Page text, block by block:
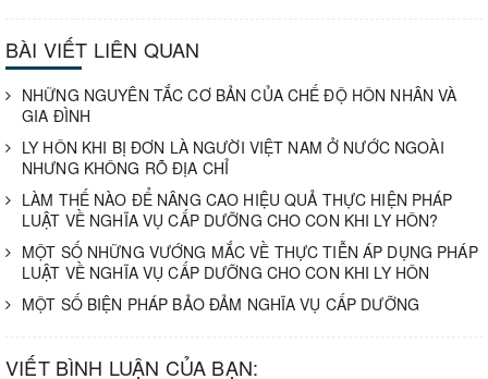
BÀI VIẾT LIÊN QUAN
NHỮNG NGUYÊN TẮC CƠ BẢN CỦA CHẾ ĐỘ HÔN NHÂN VÀ
GIA ĐÌNH
LY HÔN KHI BỊ ĐƠN LÀ NGƯỜI VIỆT NAM Ở NƯỚC NGOÀI
NHƯNG KHÔNG RÕ ĐỊA CHỈ
LÀM THẾ NÀO ĐỂ NÂNG CAO HIỆU QUẢ THỰC HIỆN PHÁP
LUẬT VỀ NGHĨA VỤ CẤP DƯỠNG CHO CON KHI LY HÔN?
MỘT SỐ NHỮNG VƯỚNG MẮC VỀ THỰC TIỄN ÁP DỤNG PHÁP
LUẬT VỀ NGHĨA VỤ CẤP DƯỠNG CHO CON KHI LY HÔN
MỘT SỐ BIỆN PHÁP BẢO ĐẢM NGHĨA VỤ CẤP DƯỠNG
VIẾT BÌNH LUẬN CỦA BẠN: